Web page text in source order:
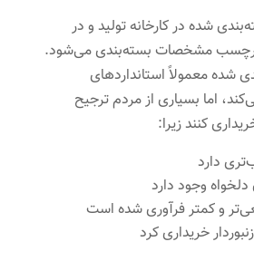
شده در کارخانه تولید و در
برچسب مشخصات بسته‌بندی می‌شود.
شده معمولاً استانداردهای
اما بسیاری از مردم ترجیح
کنند زیرا:
دارد
وجود دارد
و کمتر فرآوری شده است
خریداری کرد